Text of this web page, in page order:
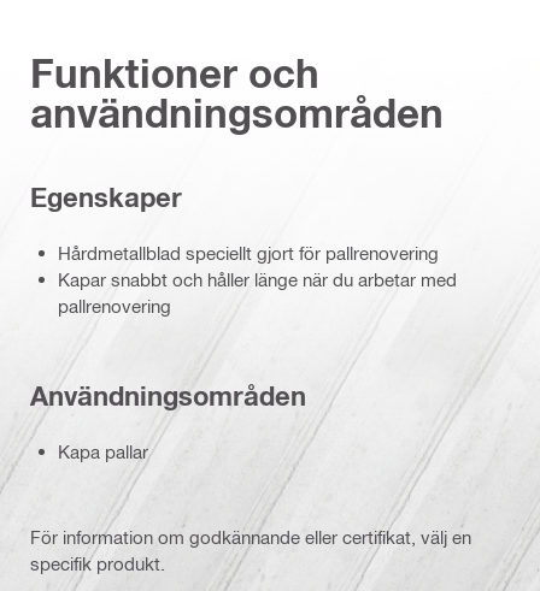
Funktioner och
användningsområden
Egenskaper
Hårdmetallblad speciellt gjort för pallrenovering
Kapar snabbt och håller länge när du arbetar med
pallrenovering
Användningsområden
Kapa pallar
För information om godkännande eller certifikat, välj en
specifik produkt.